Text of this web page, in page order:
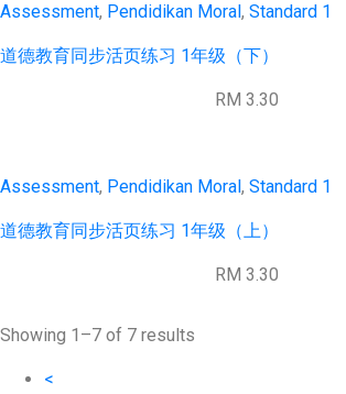
Assessment, Pendidikan Moral, Standard 1
道德教育同步活页练习 1年级（下）
RM 3.30
Assessment, Pendidikan Moral, Standard 1
道德教育同步活页练习 1年级（上）
RM 3.30
Showing 1–7 of 7 results
<